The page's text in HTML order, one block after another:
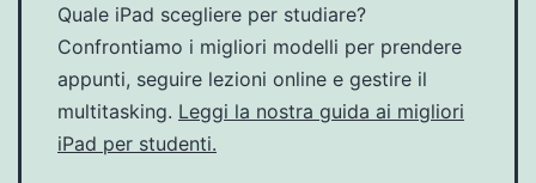
Quale iPad scegliere per studiare?
Confrontiamo i migliori modelli per prendere
appunti, seguire lezioni online e gestire il
multitasking. Leggi la nostra guida ai migliori
iPad per studenti.